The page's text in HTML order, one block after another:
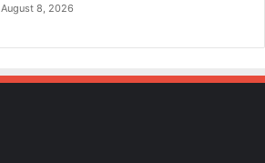
August 8, 2026